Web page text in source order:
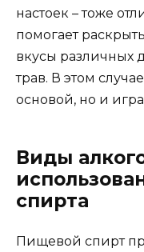
настоек – тоже
помогает
вкусы различных
трав. В этом
основой, но и
Виды
спирта
Пищевой спирт